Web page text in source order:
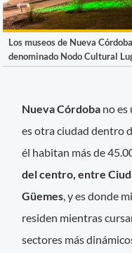
Los museos de Nueva
denominado Nodo Cultural
Nueva Córdoba no es
es otra ciudad dentro
él habitan más de
del centro, entre
Güemes , y es donde
residen mientras
sectores más